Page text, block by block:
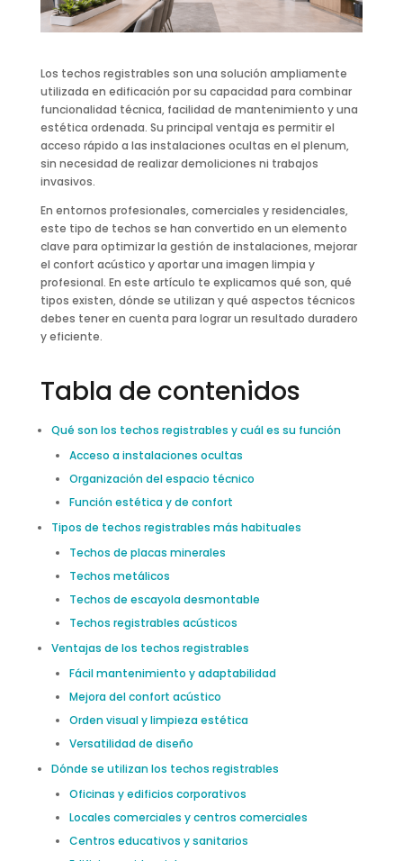
Los techos registrables son una solución ampliamente
utilizada en edificación por su capacidad para combinar
funcionalidad técnica, facilidad de mantenimiento y una
estética ordenada. Su principal ventaja es permitir el
acceso rápido a las instalaciones ocultas en el plenum,
sin necesidad de realizar demoliciones ni trabajos
invasivos.
En entornos profesionales, comerciales y residenciales,
este tipo de techos se han convertido en un elemento
clave para optimizar la gestión de instalaciones, mejorar
el confort acústico y aportar una imagen limpia y
profesional. En este artículo te explicamos qué son, qué
tipos existen, dónde se utilizan y qué aspectos técnicos
debes tener en cuenta para lograr un resultado duradero
y eficiente.
Tabla de contenidos
Qué son los techos registrables y cuál es su función
Acceso a instalaciones ocultas
Organización del espacio técnico
Función estética y de confort
Tipos de techos registrables más habituales
Techos de placas minerales
Techos metálicos
Techos de escayola desmontable
Techos registrables acústicos
Ventajas de los techos registrables
Fácil mantenimiento y adaptabilidad
Mejora del confort acústico
Orden visual y limpieza estética
Versatilidad de diseño
Dónde se utilizan los techos registrables
Oficinas y edificios corporativos
Locales comerciales y centros comerciales
Centros educativos y sanitarios